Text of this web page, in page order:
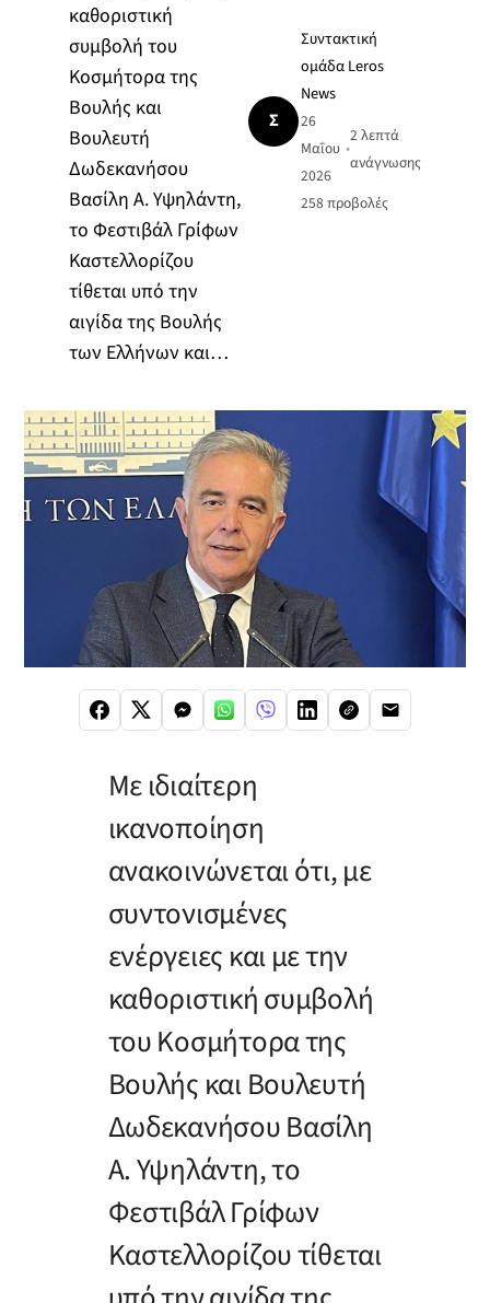
καθοριστική
συμβολή του
Κοσμήτορα της
Βουλής και
Βουλευτή
Δωδεκανήσου
Βασίλη Α. Υψηλάντη,
το Φεστιβάλ Γρίφων
Καστελλορίζου
τίθεται υπό την
αιγίδα της Βουλής
των Ελλήνων και…
Σ
Συντακτική
ομάδα Leros
News
26
Μαΐου
2026
•
2 λεπτά
ανάγνωσης
258 προβολές
Με ιδιαίτερη
ικανοποίηση
ανακοινώνεται ότι, με
συντονισμένες
ενέργειες και με την
καθοριστική συμβολή
του Κοσμήτορα της
Βουλής και Βουλευτή
Δωδεκανήσου Βασίλη
Α. Υψηλάντη, το
Φεστιβάλ Γρίφων
Καστελλορίζου τίθεται